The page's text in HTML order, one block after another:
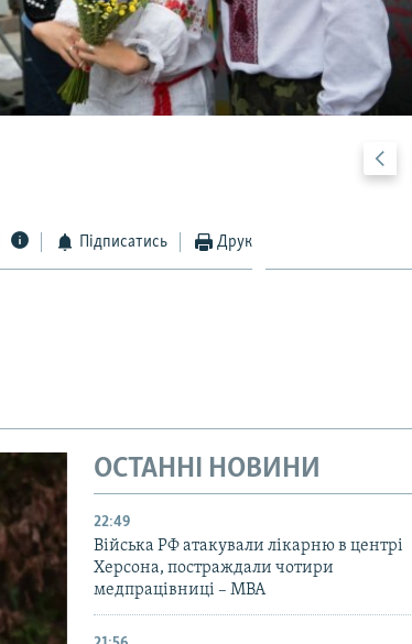
Н
а
д
Підписатись Друк
ОСТАННІ НОВИНИ
22:49
Війська РФ атакували лікарню в центрі
Херсона, постраждали чотири
медпрацівниці – МВА